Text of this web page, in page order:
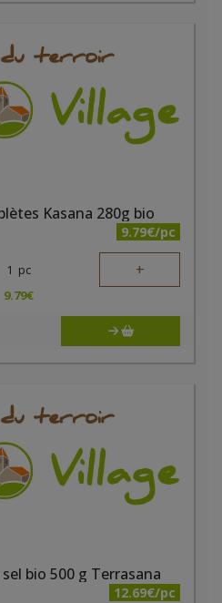
Kasana 280g bio
9.79€/pc
1 pc +
9.79€
bio 500 g Terrasana
12.69€/pc